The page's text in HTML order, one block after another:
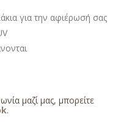
για την αφιέρωσή σας
μαζί μας, μπορείτε
.